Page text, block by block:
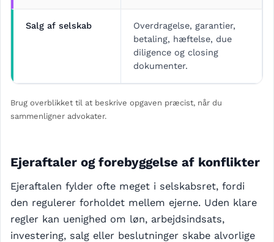
Salg af selskab
Overdragelse, garantier,
betaling, hæftelse, due
diligence og closing
dokumenter.
Brug overblikket til at beskrive opgaven præcist, når du
sammenligner advokater.
Ejeraftaler og forebyggelse af konflikter
Ejeraftalen fylder ofte meget i selskabsret, fordi
den regulerer forholdet mellem ejerne. Uden klare
regler kan uenighed om løn, arbejdsindsats,
investering, salg eller beslutninger skabe alvorlige